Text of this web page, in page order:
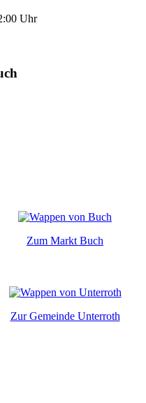
Uhr
Zum Markt Buch
Zur Gemeinde Unterroth